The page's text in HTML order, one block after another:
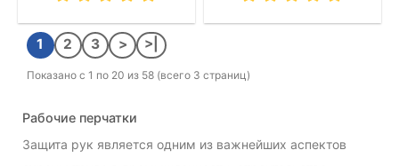
1 2 3 > >|
Показано с 1 по 20 из 58 (всего 3 страниц)
Рабочие перчатки
Защита рук является одним из важнейших аспектов